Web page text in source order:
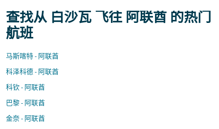
查找从 白沙瓦 飞往 阿联酋 的热门
航班
马斯喀特 - 阿联酋
科泽科德 - 阿联酋
科钦 - 阿联酋
巴黎 - 阿联酋
金奈 - 阿联酋